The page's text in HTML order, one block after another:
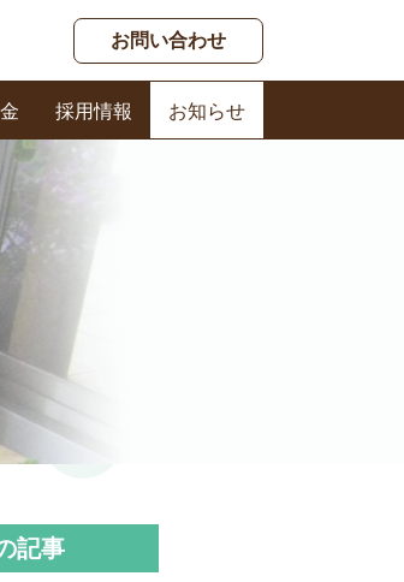
お問い合わせ
ンター
採用情報 お知らせ
記事